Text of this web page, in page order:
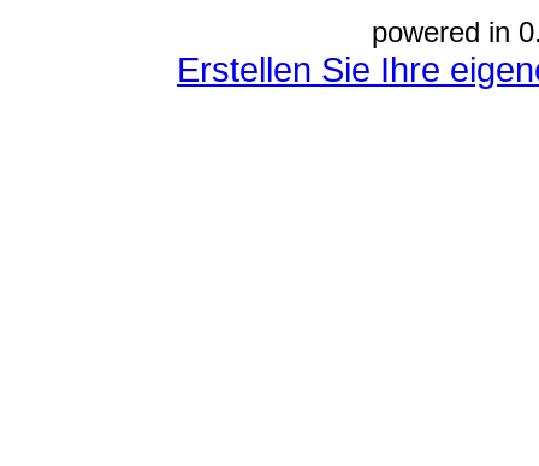
powered in
Erstellen Sie Ihre